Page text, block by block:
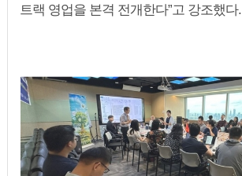
트랙 영업을 본격 전개한다”고 강조했다.